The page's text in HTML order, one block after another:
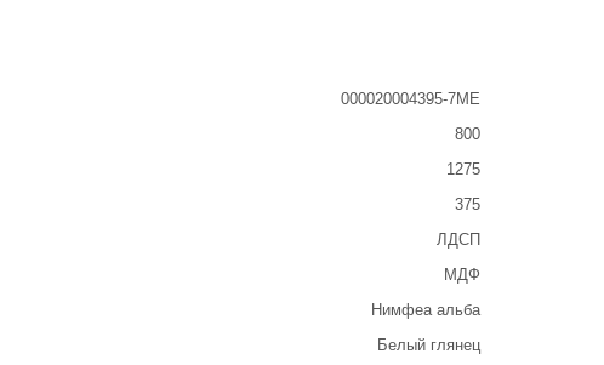
000020004395-7ME
800
1275
375
ЛДСП
МДФ
Нимфеа альба
Белый глянец